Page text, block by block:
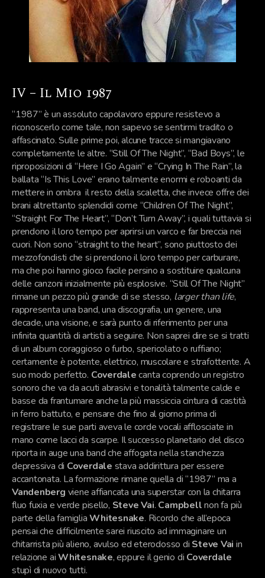
IV – Il Mio 1987
“1987” è un assoluto capolavoro eppure resistevo a
riconoscerlo come tale, non sapevo se sentirmi tradito o
affascinato. Sulle prime poi, alcune tracce si mangiavano
completamente le altre. “Still Of The Night”, “Bad Boys”, le
riproposizioni di “Here I Go Again” e “Crying In The Rain”, la
ballata “Is This Love” erano talmente enormi e roboanti da
mettere in ombra il resto della scaletta, che invece offre dei
brani altrettanto splendidi come “Children Of The Night”,
“Straight For The Heart”, “Don’t Turn Away”, i quali tuttavia si
prendono il loro tempo per aprirsi un varco e far breccia nei
cuori. Non sono “straight to the heart”, sono piuttosto dei
mezzofondisti che si prendono il loro tempo per carburare,
ma che poi hanno gioco facile persino a sostituire qualcuna
delle canzoni inizialmente più esplosive. “Still Of The Night”
rimane un pezzo più grande di se stesso, larger than life,
rappresenta una band, una discografia, un genere, una
decade, una visione, e sarà punto di riferimento per una
infinita quantità di artisti a seguire. Non saprei dire se si tratti
di un album coraggioso o furbo, spericolato o ruffiano;
certamente è potente, elettrico, muscolare e strafottente. A
suo modo perfetto. Coverdalecanta coprendo un registro
sonoro che va da acuti abrasivi e tonalità talmente calde e
basse da frantumare anche la più massiccia cintura di castità
in ferro battuto, e pensare che fino al giorno prima di
registrare le sue parti aveva le corde vocali afflosciate in
mano come lacci da scarpe. Il successo planetario del disco
riporta in auge una band che affogata nella stanchezza
depressiva di Coverdale stava addirittura per essere
accantonata. La formazione rimane quella di “1987” ma a
Vandenberg viene affiancata una superstar con la chitarra
fluo fuxia e verde pisello, Steve Vai. Campbellnon fa più
parte della famigliaWhitesnake. Ricordo che all’epoca
pensai che difficilmente sarei riuscito ad immaginare un
chitarrista più alieno, avulso ed eterodosso di Steve Vai in
relazione aiWhitesnake, eppure il genio di Coverdale
stupì di nuovo tutti.